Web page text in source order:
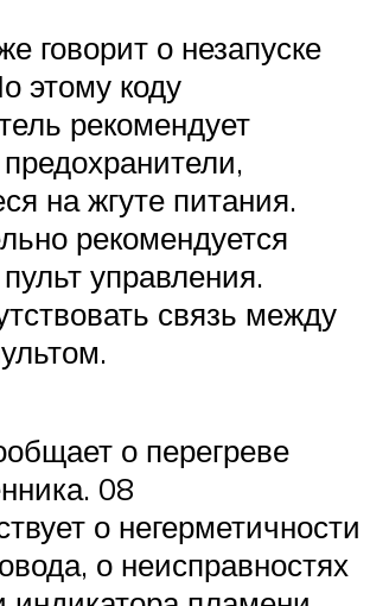
говорит о незапуске
этому коду
рекомендует
на жгуте питания.
рекомендуется
управления.
связь между
о перегреве
08
о негерметичности
о неисправностях